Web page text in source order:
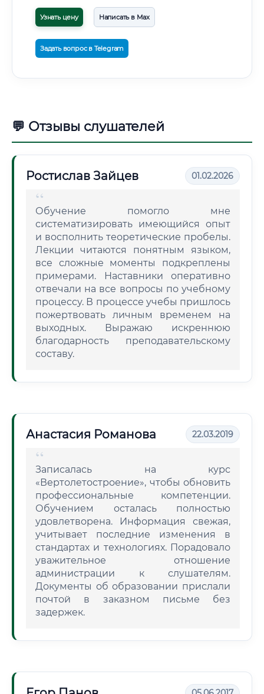
Узнать цену Написать в Max
Задать вопрос в Telegram
💬 Отзывы слушателей
Ростислав Зайцев 01.02.2026
Обучение помогло мне
систематизировать имеющийся опыт
и восполнить теоретические пробелы.
Лекции читаются понятным языком,
все сложные моменты подкреплены
примерами. Наставники оперативно
отвечали на все вопросы по учебному
процессу. В процессе учебы пришлось
пожертвовать личным временем на
выходных. Выражаю искреннюю
благодарность преподавательскому
составу.
Анастасия Романова 22.03.2019
Записалась на курс
«Вертолетостроение», чтобы обновить
профессиональные компетенции.
Обучением осталась полностью
удовлетворена. Информация свежая,
учитывает последние изменения в
стандартах и технологиях. Порадовало
уважительное отношение
администрации к слушателям.
Документы об образовании прислали
почтой в заказном письме без
задержек.